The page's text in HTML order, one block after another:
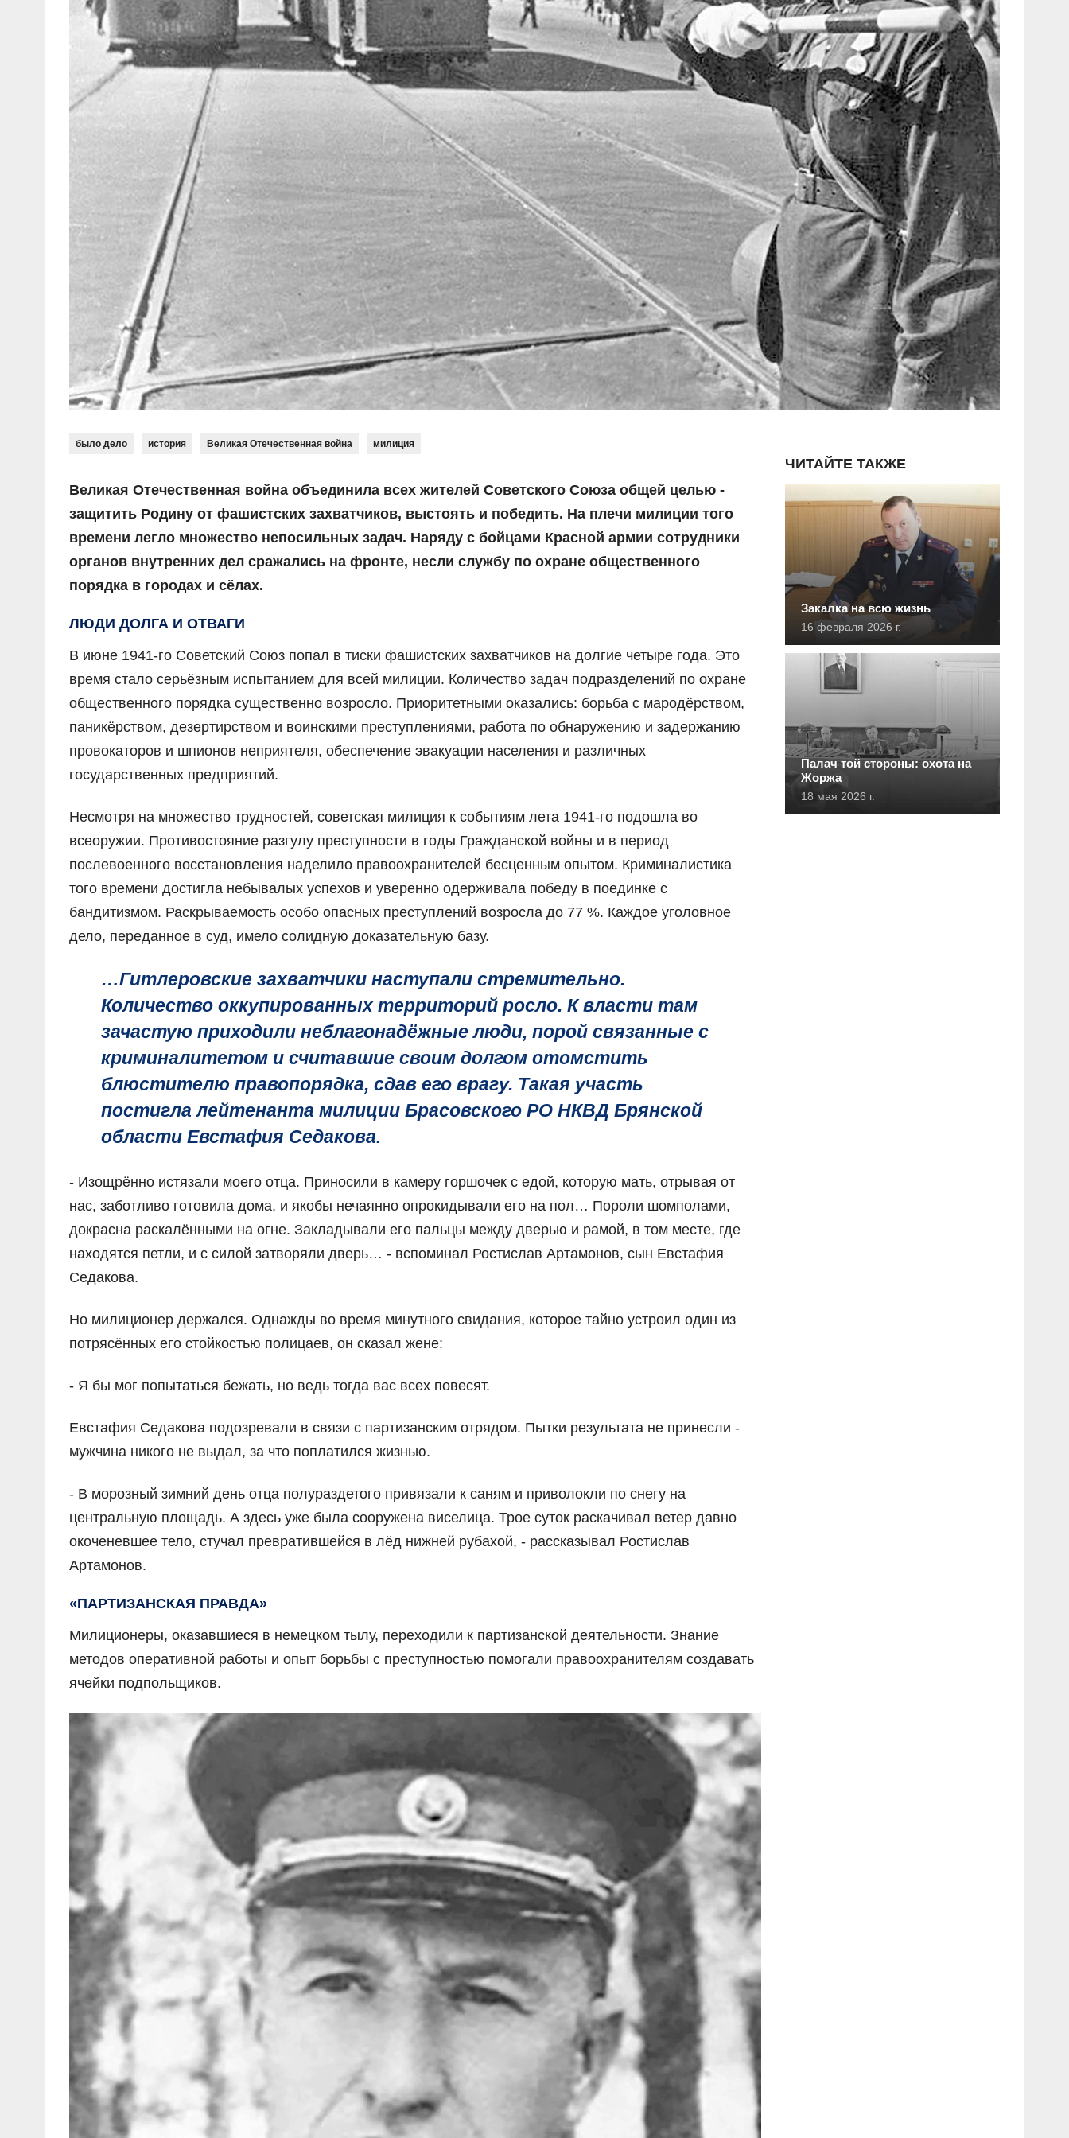
было дело история Великая Отечественная война милиция
Великая Отечественная война объединила всех жителей Советского Союза общей целью -
защитить Родину от фашистских захватчиков, выстоять и победить. На плечи милиции того
времени легло множество непосильных задач. Наряду с бойцами Красной армии сотрудники
органов внутренних дел сражались на фронте, несли службу по охране общественного
порядка в городах и сёлах.
ЛЮДИ ДОЛГА И ОТВАГИ
В июне 1941-го Советский Союз попал в тиски фашистских захватчиков на долгие четыре года. Это
время стало серьёзным испытанием для всей милиции. Количество задач подразделений по охране
общественного порядка существенно возросло. Приоритетными оказались: борьба с мародёрством,
паникёрством, дезертирством и воинскими преступлениями, работа по обнаружению и задержанию
провокаторов и шпионов неприятеля, обеспечение эвакуации населения и различных
государственных предприятий.
Несмотря на множество трудностей, советская милиция к событиям лета 1941-го подошла во
всеоружии. Противостояние разгулу преступности в годы Гражданской войны и в период
послевоенного восстановления наделило правоохранителей бесценным опытом. Криминалистика
того времени достигла небывалых успехов и уверенно одерживала победу в поединке с
бандитизмом. Раскрываемость особо опасных преступлений возросла до 77 %. Каждое уголовное
дело, переданное в суд, имело солидную доказательную базу.
…Гитлеровские захватчики наступали стремительно.
Количество оккупированных территорий росло. К власти там
зачастую приходили неблагонадёжные люди, порой связанные с
криминалитетом и считавшие своим долгом отомстить
блюстителю правопорядка, сдав его врагу. Такая участь
постигла лейтенанта милиции Брасовского РО НКВД Брянской
области Евстафия Седакова.
- Изощрённо истязали моего отца. Приносили в камеру горшочек с едой, которую мать, отрывая от
нас, заботливо готовила дома, и якобы нечаянно опрокидывали его на пол… Пороли шомполами,
докрасна раскалёнными на огне. Закладывали его пальцы между дверью и рамой, в том месте, где
находятся петли, и с силой затворяли дверь… - вспоминал Ростислав Артамонов, сын Евстафия
Седакова.
Но милиционер держался. Однажды во время минутного свидания, которое тайно устроил один из
потрясённых его стойкостью полицаев, он сказал жене:
- Я бы мог попытаться бежать, но ведь тогда вас всех повесят.
Евстафия Седакова подозревали в связи с партизанским отрядом. Пытки результата не принесли -
мужчина никого не выдал, за что поплатился жизнью.
- В морозный зимний день отца полураздетого привязали к саням и приволокли по снегу на
центральную площадь. А здесь уже была сооружена виселица. Трое суток раскачивал ветер давно
окоченевшее тело, стучал превратившейся в лёд нижней рубахой, - рассказывал Ростислав
Артамонов.
«ПАРТИЗАНСКАЯ ПРАВДА»
Милиционеры, оказавшиеся в немецком тылу, переходили к партизанской деятельности. Знание
методов оперативной работы и опыт борьбы с преступностью помогали правоохранителям создавать
ячейки подпольщиков.
ЧИТАЙТЕ ТАКЖЕ
Закалка на всю жизнь
16 февраля 2026 г.
Палач той стороны: охота на
Жоржа
18 мая 2026 г.